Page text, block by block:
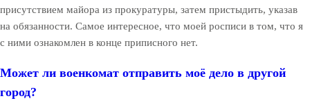
присутствием майора из прокуратуры, затем пристыдить, указав
на обязанности. Самое интересное, что моей росписи в том, что я
с ними ознакомлен в конце приписного нет.
Может ли военкомат отправить моё дело в другой
город?